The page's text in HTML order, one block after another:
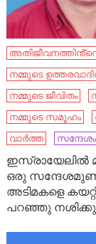
നമ്മുടെ
നമ്മുടെ ജീവിതം
നമ്മുടെ സമൂഹം
വാർത്ത
സന്ദേശം
ഇസ്രായേലിൽ
ഒരു
അടിമകളെ
പറഞ്ഞു